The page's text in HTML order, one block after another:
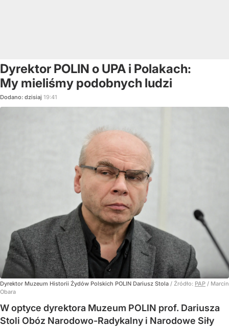
Dyrektor POLIN o UPA i Polakach:
My mieliśmy podobnych ludzi
Dodano: dzisiaj 19:41
Dyrektor Muzeum Historii Żydów Polskich POLIN Dariusz Stola / Źródło: PAP / Marcin
Obara
W optyce dyrektora Muzeum POLIN prof. Dariusza
Stoli Obóz Narodowo-Radykalny i Narodowe Siły